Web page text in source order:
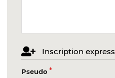
Inscription express
Pseudo